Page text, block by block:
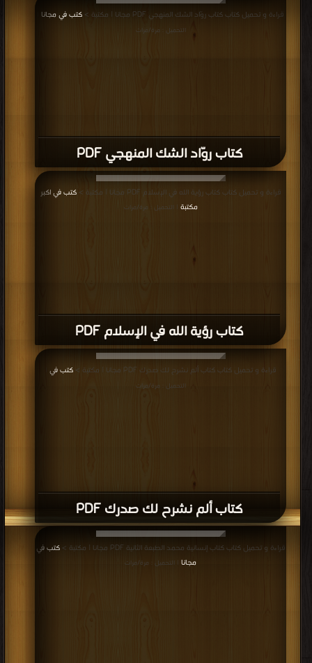
كتاب روّاد الشك المنهجي PDF
قراءة و تحميل كتاب كتاب روّاد الشك المنهجي PDF مجانا | مكتبة > كتب في مجانا
التحميل : مرة/مرات
كتاب رؤية الله في الإسلام PDF
قراءة و تحميل كتاب كتاب رؤية الله في الإسلام PDF مجانا | مكتبة >
كتب في اكبر
مكتبة
| التحميل : مرة/مرات
كتاب ألم نشرح لك صدرك PDF
قراءة و تحميل كتاب كتاب ألم نشرح لك صدرك PDF مجانا | مكتبة > كتب في
التحميل : مرة/مرات
قراءة و تحميل كتاب كتاب إنسانية محمد الطبعة الثانية PDF مجانا | مكتبة >
كتب في
مجانا | التحميل : مرة/مرات